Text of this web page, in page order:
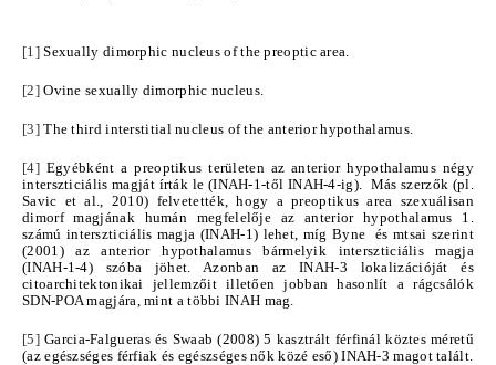
[1]Sexually dimorphic nucleus of the preoptic area.
[2]Ovine sexually dimorphic nucleus.
[3]The third interstitial nucleus of the anterior hypothalamus.
[4]Egyébként a preoptikus területen az anterior hypothalamus négy
interszticiális magját írták le (INAH-1-től INAH-4-ig). Más szerzők (pl.
Savic et al., 2010) felvetették, hogy a preoptikus area szexuálisan
dimorf magjának humán megfelelője az anterior hypothalamus 1.
számú interszticiális magja (INAH-1) lehet, míg Byne és mtsai szerint
(2001) az anterior hypothalamus bármelyik interszticiális magja
(INAH-1-4) szóba jöhet. Azonban az INAH-3 lokalizációját és
citoarchitektonikai jellemzőit illetően jobban hasonlít a rágcsálók
SDN-POA magjára, mint a többi INAH mag.
[5]Garcia-Falgueras és Swaab (2008) 5 kasztrált férfinál köztes méretű
(az egészséges férfiak és egészséges nők közé eső) INAH-3 magot talált.